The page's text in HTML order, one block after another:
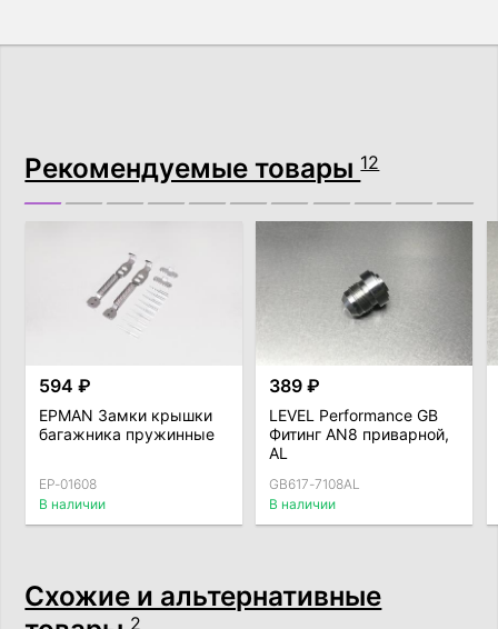
Рекомендуемые товары12
594 ₽
EPMAN Замки крышки
багажника пружинные
EP-01608
В наличии
389 ₽
LEVEL Performance GB
Фитинг AN8 приварной,
AL
GB617-7108AL
В наличии
Схожие и альтернативные
2